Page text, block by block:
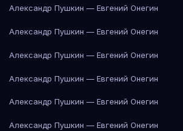
Александр Пушкин — Евгений Онегин
Александр Пушкин — Евгений Онегин
Александр Пушкин — Евгений Онегин
Александр Пушкин — Евгений Онегин
Александр Пушкин — Евгений Онегин
Александр Пушкин — Евгений Онегин